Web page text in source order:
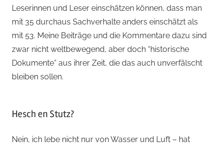
Leserinnen und Leser einschätzen können, dass man
mit 35 durchaus Sachverhalte anders einschätzt als
mit 53. Meine Beiträge und die Kommentare dazu sind
zwar nicht weltbewegend, aber doch “historische
Dokumente” aus ihrer Zeit, die das auch unverfälscht
bleiben sollen.
Hesch en Stutz?
Nein, ich lebe nicht nur von Wasser und Luft – hat